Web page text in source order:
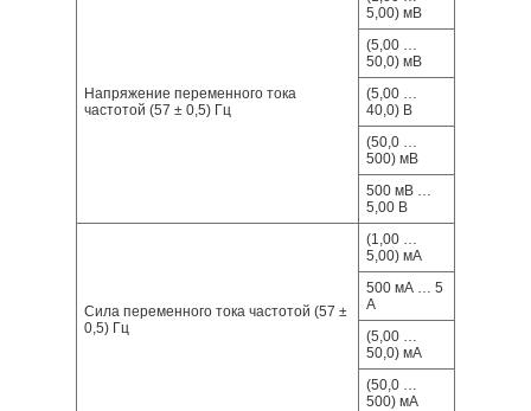
Напряжение переменного тока
частотой (57 ± 0,5) Гц
5,00) мВ
(5,00 …
50,0) мВ
(5,00 …
40,0) В
(50,0 …
500) мВ
500 мВ …
5,00 В
Сила переменного тока частотой (57 ±
0,5) Гц
(1,00 …
5,00) мА
500 мА … 5
А
(5,00 …
50,0) мА
(50,0 …
500) мА